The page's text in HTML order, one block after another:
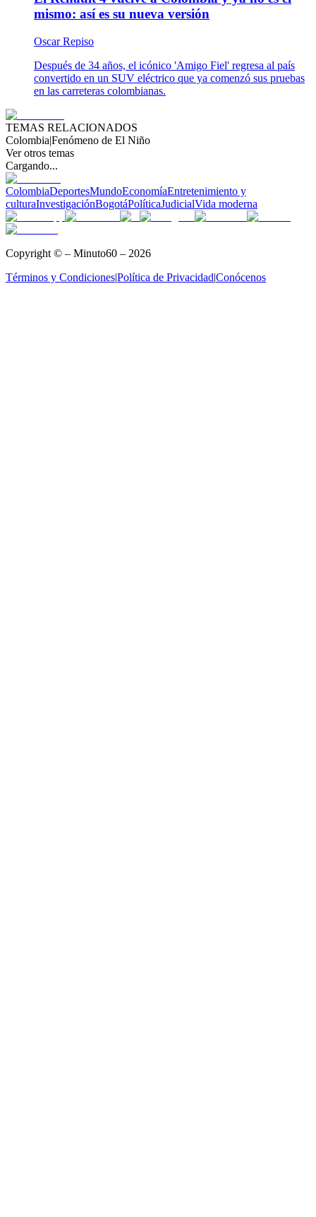
mismo: así es su nueva versión
Oscar Repiso
Después de 34 años, el icónico 'Amigo Fiel' regresa al país
convertido en un SUV eléctrico que ya comenzó sus pruebas
en las carreteras colombianas.
TEMAS RELACIONADOS
Colombia|Fenómeno de El Niño
Ver otros temas
Cargando...
ColombiaDeportesMundoEconomíaEntretenimiento y
culturaInvestigaciónBogotáPolíticaJudicialVida moderna
Copyright © – Minuto60 – 2026
Términos y Condiciones|Política de Privacidad|Conócenos